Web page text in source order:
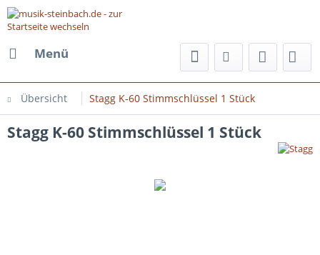
Menü
Übersicht Stagg K-60 Stimmschlüssel 1 Stück
Stagg K-60 Stimmschlüssel 1 Stück